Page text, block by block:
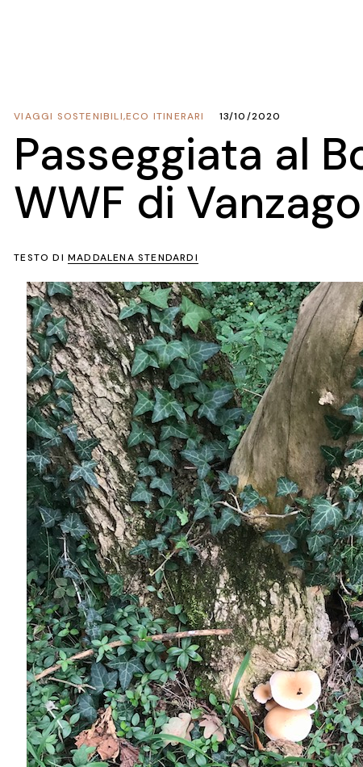
ECO ITINERARI
,
VIAGGI SOSTENIBILI 13/10/2020
Passeggiata al
WWF di Vanzago
TESTO DI MADDALENA STENDARDI